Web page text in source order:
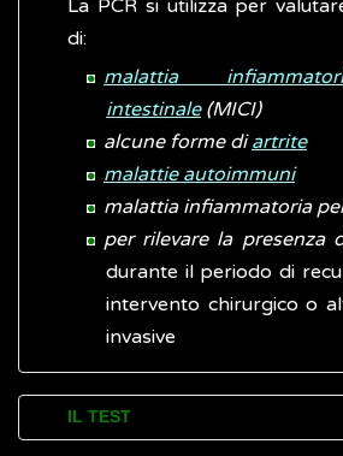
La PCR si utilizza per
di:
malattia
intestinale(MICI)
alcune forme diartrite
malattie autoimmuni
malattia infiammatoria
per rilevare la presenza
durante il periodo di
intervento chirurgico o
invasive
IL TEST